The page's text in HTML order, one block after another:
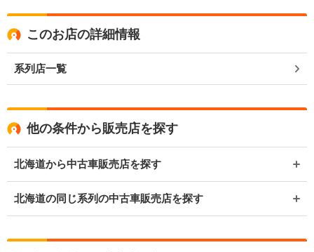
このお店の詳細情報
系列店一覧
他の条件から販売店を探す
北海道から中古車販売店を探す
北海道の同じ系列の中古車販売店を探す